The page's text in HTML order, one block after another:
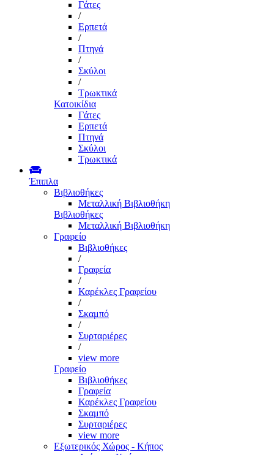
Γάτες
/
Ερπετά
/
Πτηνά
/
Σκύλοι
/
Τρωκτικά
Κατοικίδια
Γάτες
Ερπετά
Πτηνά
Σκύλοι
Τρωκτικά
Έπιπλα
Βιβλιοθήκες
Μεταλλική Βιβλιοθήκη
Βιβλιοθήκες
Μεταλλική Βιβλιοθήκη
Γραφείο
Βιβλιοθήκες
/
Γραφεία
/
Καρέκλες Γραφείου
/
Σκαμπό
/
Συρταριέρες
/
view more
Γραφείο
Βιβλιοθήκες
Γραφεία
Καρέκλες Γραφείου
Σκαμπό
Συρταριέρες
view more
Εξωτερικός Χώρος - Κήπος